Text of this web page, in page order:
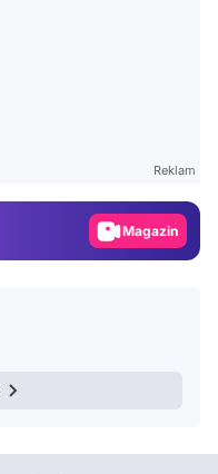
Reklam
Video